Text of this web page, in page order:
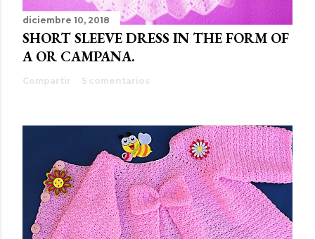
diciembre 10, 2018
SHORT SLEEVE DRESS IN THE FORM OF
A OR CAMPANA.
Compartir 5 comentarios